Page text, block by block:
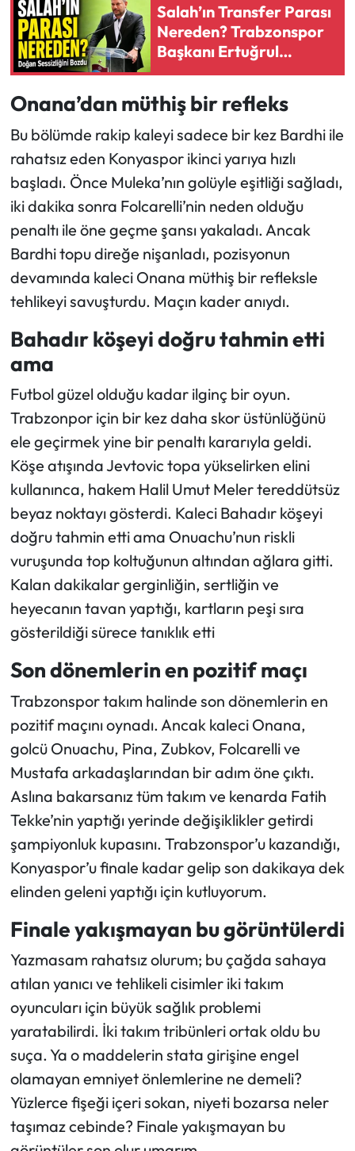
Salah’ın Transfer Parası
Nereden? Trabzonspor
Başkanı Ertuğrul
Doğan’dan İddialara
Tepki
Onana’dan müthiş bir refleks
Bu bölümde rakip kaleyi sadece bir kez Bardhi ile
rahatsız eden Konyaspor ikinci yarıya hızlı
başladı. Önce Muleka’nın golüyle eşitliği sağladı,
iki dakika sonra Folcarelli’nin neden olduğu
penaltı ile öne geçme şansı yakaladı. Ancak
Bardhi topu direğe nişanladı, pozisyonun
devamında kaleci Onana müthiş bir refleksle
tehlikeyi savuşturdu. Maçın kader anıydı.
Bahadır köşeyi doğru tahmin etti
ama
Futbol güzel olduğu kadar ilginç bir oyun.
Trabzonpor için bir kez daha skor üstünlüğünü
ele geçirmek yine bir penaltı kararıyla geldi.
Köşe atışında Jevtovic topa yükselirken elini
kullanınca, hakem Halil Umut Meler tereddütsüz
beyaz noktayı gösterdi. Kaleci Bahadır köşeyi
doğru tahmin etti ama Onuachu’nun riskli
vuruşunda top koltuğunun altından ağlara gitti.
Kalan dakikalar gerginliğin, sertliğin ve
heyecanın tavan yaptığı, kartların peşi sıra
gösterildiği sürece tanıklık etti
Son dönemlerin en pozitif maçı
Trabzonspor takım halinde son dönemlerin en
pozitif maçını oynadı. Ancak kaleci Onana,
golcü Onuachu, Pina, Zubkov, Folcarelli ve
Mustafa arkadaşlarından bir adım öne çıktı.
Aslına bakarsanız tüm takım ve kenarda Fatih
Tekke’nin yaptığı yerinde değişiklikler getirdi
şampiyonluk kupasını. Trabzonspor’u kazandığı,
Konyaspor’u finale kadar gelip son dakikaya dek
elinden geleni yaptığı için kutluyorum.
Finale yakışmayan bu görüntülerdi
Yazmasam rahatsız olurum; bu çağda sahaya
atılan yanıcı ve tehlikeli cisimler iki takım
oyuncuları için büyük sağlık problemi
yaratabilirdi. İki takım tribünleri ortak oldu bu
suça. Ya o maddelerin stata girişine engel
olamayan emniyet önlemlerine ne demeli?
Yüzlerce fişeği içeri sokan, niyeti bozarsa neler
taşımaz cebinde? Finale yakışmayan bu